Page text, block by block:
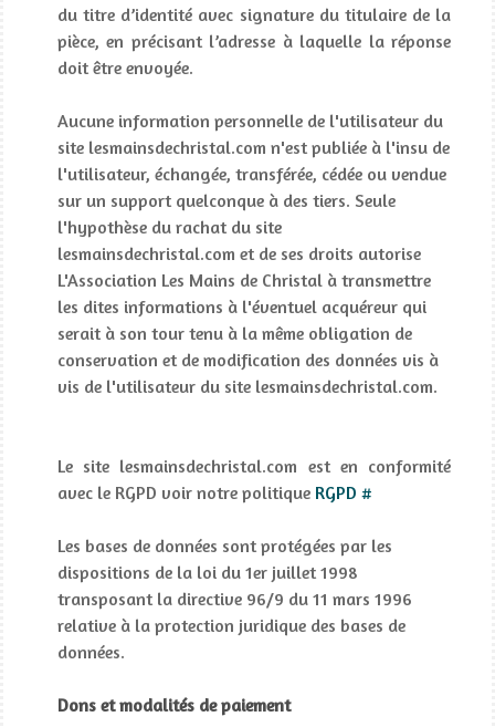
du titre d’identité avec signature du titulaire de la
pièce, en précisant l’adresse à laquelle la réponse
doit être envoyée.
Aucune information personnelle de l'utilisateur du
site lesmainsdechristal.com n'est publiée à l'insu de
l'utilisateur, échangée, transférée, cédée ou vendue
sur un support quelconque à des tiers. Seule
l'hypothèse du rachat du site
lesmainsdechristal.com et de ses droits autorise
L'Association Les Mains de Christal à transmettre
les dites informations à l'éventuel acquéreur qui
serait à son tour tenu à la même obligation de
conservation et de modification des données vis à
vis de l'utilisateur du site lesmainsdechristal.com.
Le site lesmainsdechristal.com est en conformité
avec le RGPD voir notre politique RGPD #
Les bases de données sont protégées par les
dispositions de la loi du 1er juillet 1998
transposant la directive 96/9 du 11 mars 1996
relative à la protection juridique des bases de
données.
Dons et modalités de paiement